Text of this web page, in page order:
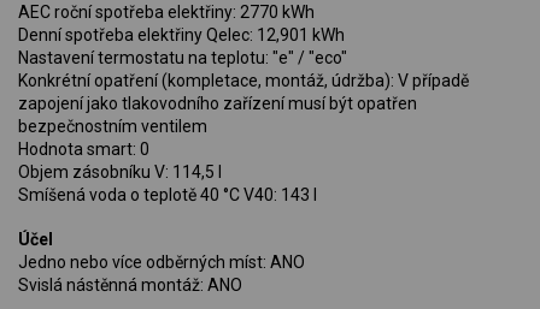
AEC roční spotřeba elektřiny: 2770 kWh
Denní spotřeba elektřiny Qelec: 12,901 kWh
Nastavení termostatu na teplotu: "e" / "eco"
Konkrétní opatření (kompletace, montáž, údržba): V případě
zapojení jako tlakovodního zařízení musí být opatřen
bezpečnostním ventilem
Hodnota smart: 0
Objem zásobníku V: 114,5 l
Smíšená voda o teplotě 40 °C V40: 143 l
Účel
Jedno nebo více odběrných míst: ANO
Svislá nástěnná montáž: ANO